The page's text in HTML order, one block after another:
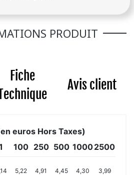
PRODUIT
Fiche
Avis client
euros Hors Taxes)
100 250 500 10002500
5,22
4,91
4,45
4,30
3,99